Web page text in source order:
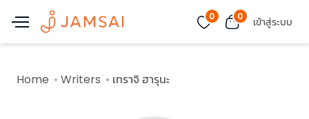
0 0 เข้าสู่ระบบ
Home Writers เทราจิ ฮารุนะ